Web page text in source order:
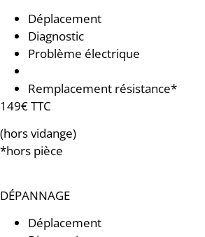
Déplacement
Diagnostic
Problème électrique
Remplacement résistance*
149€ TTC
(hors vidange)
*hors pièce
DÉPANNAGE
Déplacement